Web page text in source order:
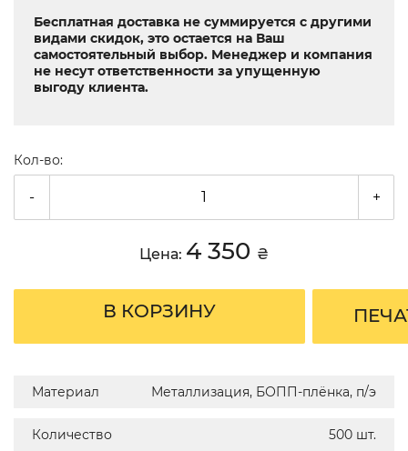
Бесплатная доставка не суммируется с другими
видами скидок, это остается на Ваш
самостоятельный выбор. Менеджер и компания
не несут ответственности за упущенную
выгоду клиента.
Кол-во:
- +
Цена: 4 350 ₴
В КОРЗИНУ
Материал Металлизация, БОПП-плёнка, п/э
Количество 500 шт.